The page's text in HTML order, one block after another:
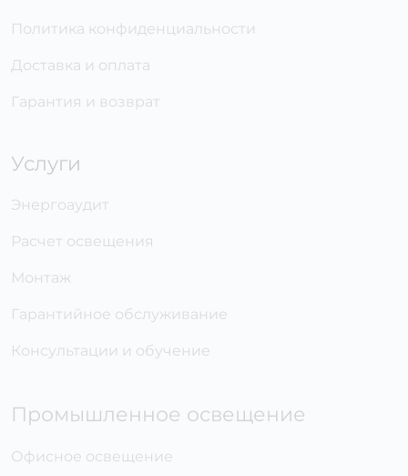
Политика конфиденциальности
Доставка и оплата
Гарантия и возврат
Услуги
Энергоаудит
Расчет освещения
Монтаж
Гарантийное обслуживание
Консультации и обучение
Промышленное освещение
Офисное освещение